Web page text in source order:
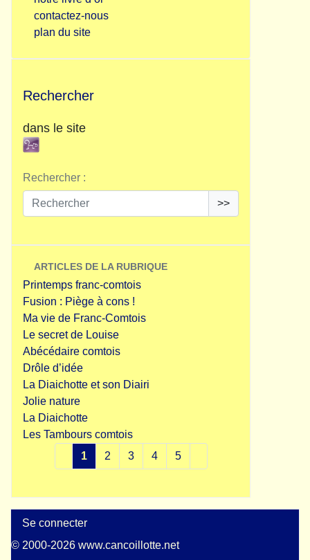
contactez-nous
plan du site
Rechercher
dans le site
Rechercher :
>>
ARTICLES DE LA RUBRIQUE
Printemps franc-comtois
Fusion : Piège à cons !
Ma vie de Franc-Comtois
Le secret de Louise
Abécédaire comtois
Drôle d’idée
La Diaichotte et son Diairi
Jolie nature
La Diaichotte
Les Tambours comtois
1
2 3 4 5
Se connecter
© 2000-2026 www.cancoillotte.net